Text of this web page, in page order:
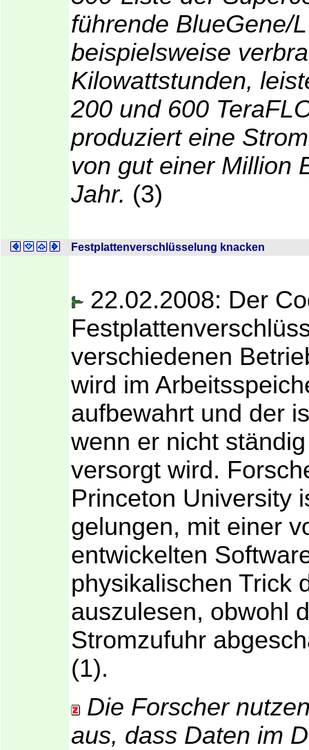
führende BlueGene/
beispielsweise
Kilowattstunden,
200 und 600
produziert eine
von gut einer Million
Jahr. (3)
Festplattenverschlüsselung knacken
22.02.2008: Der
verschiedenen
wird im
aufbewahrt und der
wenn er nicht
versorgt wird.
Princeton University
gelungen, mit einer
entwickelten
physikalischen Trick
auszulesen, obwohl
Stromzufuhr
(1).
Die Forscher
aus, dass Daten im